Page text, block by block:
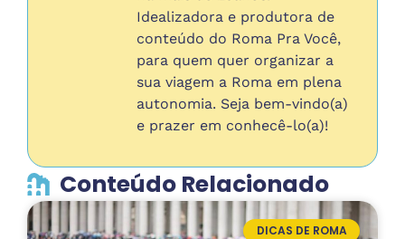
Idealizadora e produtora de
conteúdo do Roma Pra Você,
para quem quer organizar a
sua viagem a Roma em plena
autonomia. Seja bem-vindo(a)
e prazer em conhecê-lo(a)!
Conteúdo Relacionado
DICAS DE ROMA